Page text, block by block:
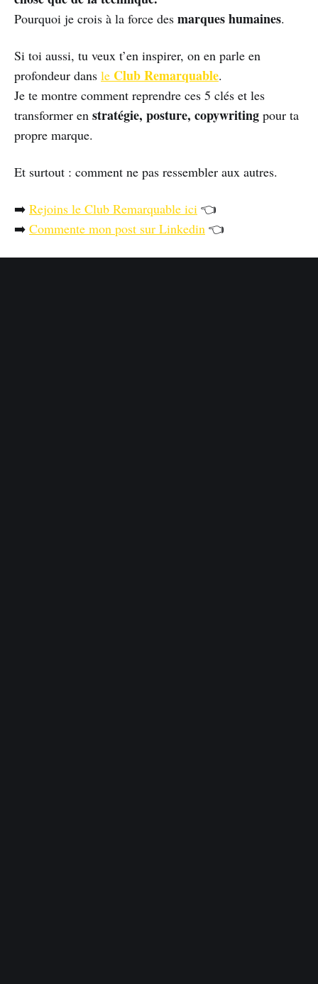
Pourquoi je crois à la force des marques humaines.
Si toi aussi, tu veux t’en inspirer, on en parle en
profondeur dans le Club Remarquable.
Je te montre comment reprendre ces 5 clés et les
transformer en stratégie, posture, copywriting pour ta
propre marque.
Et surtout : comment ne pas ressembler aux autres.
➡️ Rejoins le Club Remarquable ici 👈
➡️ Commente mon post sur Linkedin 👈